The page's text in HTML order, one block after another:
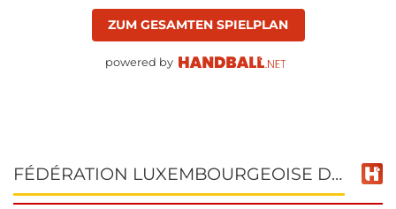
ZUM GESAMTEN SPIELPLAN
powered by
FÉDÉRATION LUXEMBOURGEOISE DE HANDBALL - GIRLS CUP GROUP B